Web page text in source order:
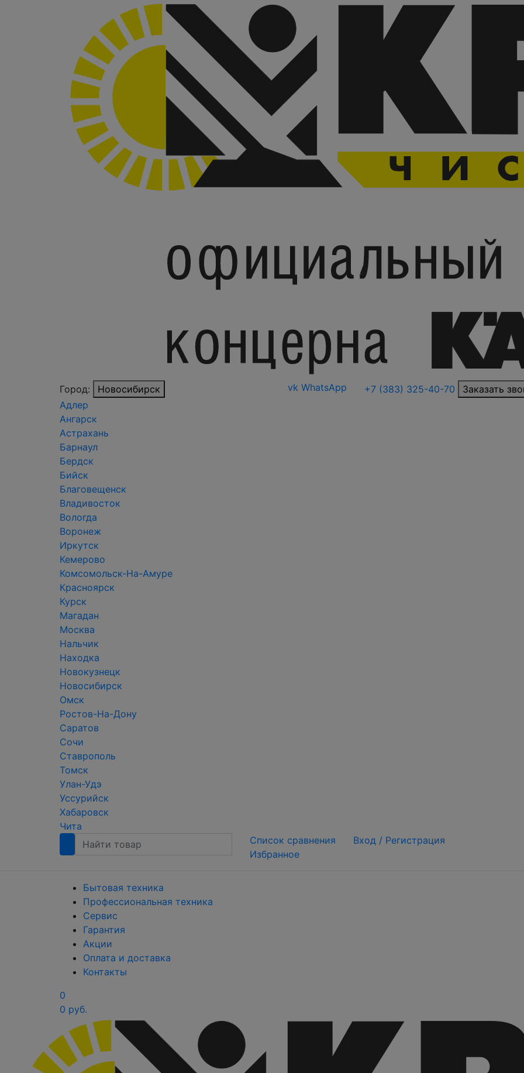
Город:
Новосибирск
Адлер
Ангарск
Астрахань
Барнаул
Бердск
Бийск
Благовещенск
Владивосток
Вологда
Воронеж
Иркутск
Кемерово
Комсомольск-На-Амуре
Красноярск
Курск
Магадан
Москва
Нальчик
Находка
Новокузнецк
Новосибирск
Омск
Ростов-На-Дону
Саратов
Сочи
Ставрополь
Томск
Улан-Удэ
Уссурийск
Хабаровск
Чита
vk WhatsApp +7 (383) 325-40-70 Заказать
Список сравнения
Избранное
Вход / Регистрация
Бытовая техника
Профессиональная техника
Сервис
Гарантия
Акции
Оплата и доставка
Контакты
0
0 руб.